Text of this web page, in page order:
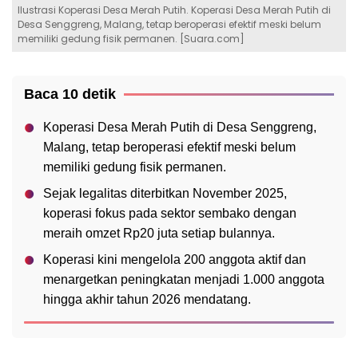
Ilustrasi Koperasi Desa Merah Putih. Koperasi Desa Merah Putih di
Desa Senggreng, Malang, tetap beroperasi efektif meski belum
memiliki gedung fisik permanen. [Suara.com]
Baca 10 detik
Koperasi Desa Merah Putih di Desa Senggreng,
Malang, tetap beroperasi efektif meski belum
memiliki gedung fisik permanen.
Sejak legalitas diterbitkan November 2025,
koperasi fokus pada sektor sembako dengan
meraih omzet Rp20 juta setiap bulannya.
Koperasi kini mengelola 200 anggota aktif dan
menargetkan peningkatan menjadi 1.000 anggota
hingga akhir tahun 2026 mendatang.